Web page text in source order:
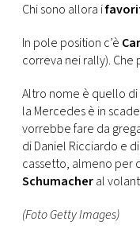
Chi sono allora i
In pole position c’è
correva nei rally). Che
Altro nome è quello di
la Mercedes è in
vorrebbe fare da
di Daniel Ricciardo e
cassetto, almeno per
Schumacheral
(Foto Getty Images)